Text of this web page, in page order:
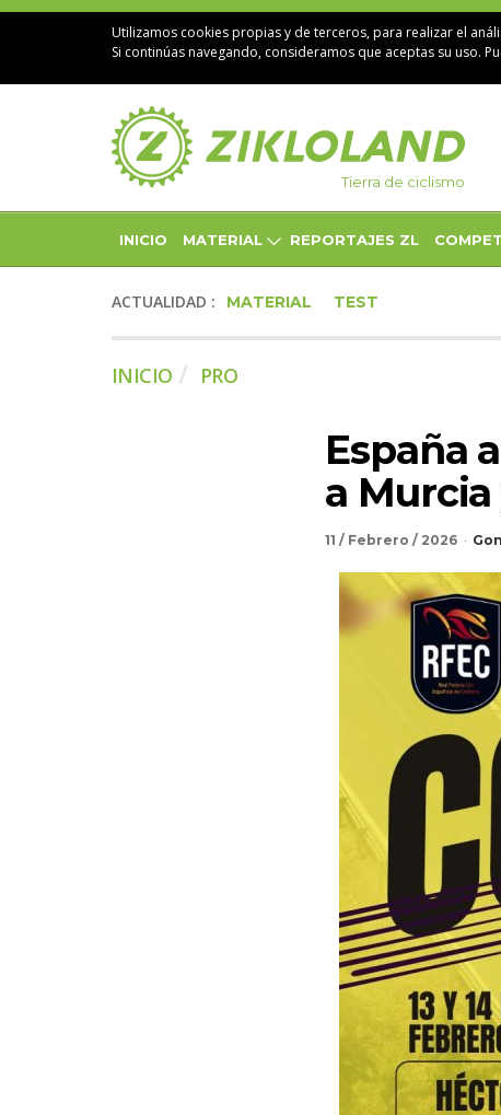
Utilizamos cookies propias y de terceros, para realizar el
Si continúas navegando, consideramos que aceptas su uso.
Tierra de ciclismo
INICIO MATERIAL REPORTAJES ZL
ACTUALIDAD : MATERIAL TEST
INICIO PRO
España
a Murcia
11 / Febrero / 2026